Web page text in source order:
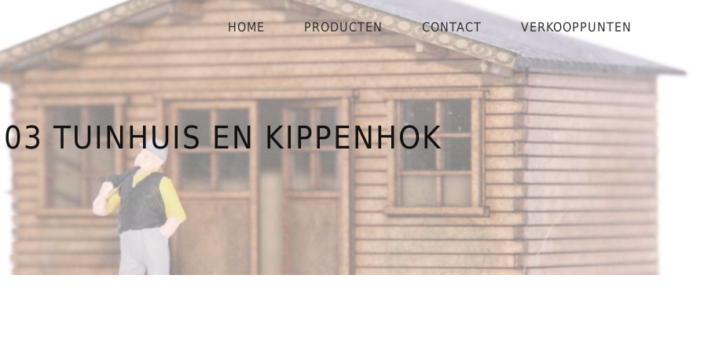
HOME PRODUCTEN CONTACT VERKOOPPUNTEN
TUINHUIS EN KIPPENHOK